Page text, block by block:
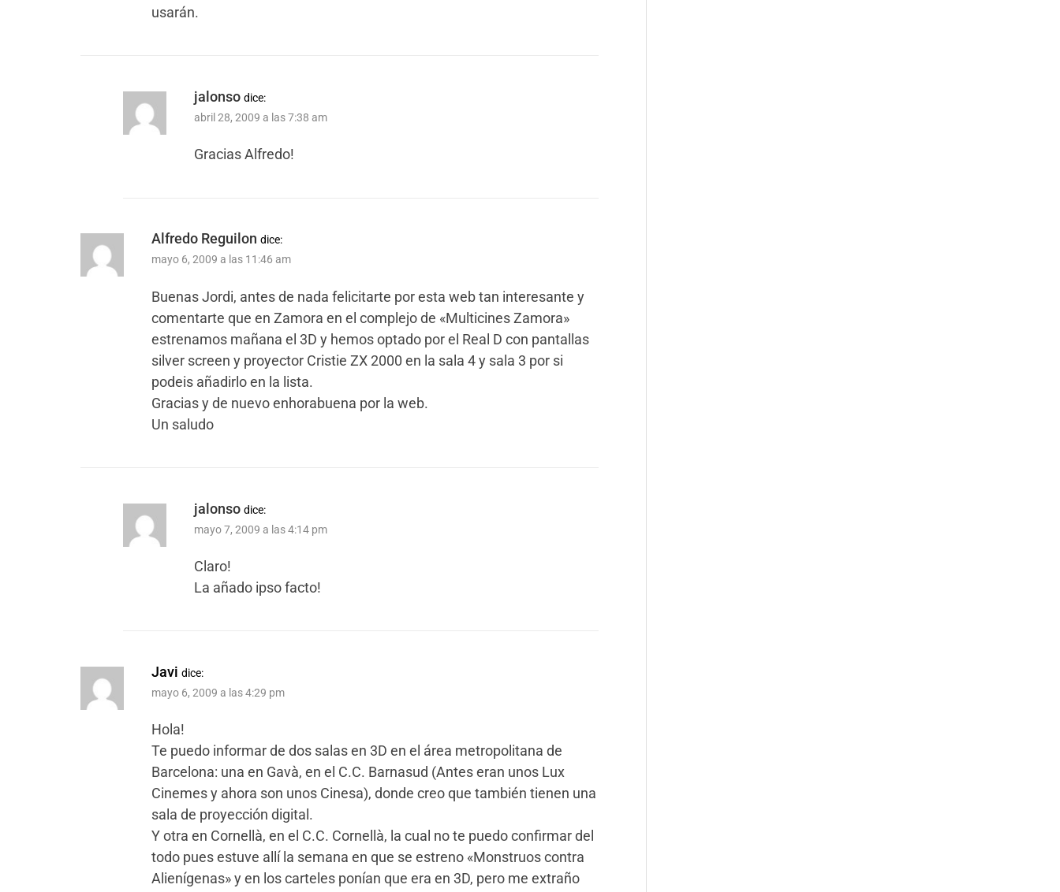
usarán.
jalonso dice:
abril 28, 2009 a las 7:38 am
Gracias Alfredo!
Alfredo Reguilon dice:
mayo 6, 2009 a las 11:46 am
Buenas Jordi, antes de nada felicitarte por esta web tan interesante y
comentarte que en Zamora en el complejo de «Multicines Zamora»
estrenamos mañana el 3D y hemos optado por el Real D con pantallas
silver screen y proyector Cristie ZX 2000 en la sala 4 y sala 3 por si
podeis añadirlo en la lista.
Gracias y de nuevo enhorabuena por la web.
Un saludo
jalonso dice:
mayo 7, 2009 a las 4:14 pm
Claro!
La añado ipso facto!
Javi dice:
mayo 6, 2009 a las 4:29 pm
Hola!
Te puedo informar de dos salas en 3D en el área metropolitana de
Barcelona: una en Gavà, en el C.C. Barnasud (Antes eran unos Lux
Cinemes y ahora son unos Cinesa), donde creo que también tienen una
sala de proyección digital.
Y otra en Cornellà, en el C.C. Cornellà, la cual no te puedo confirmar del
todo pues estuve allí la semana en que se estreno «Monstruos contra
Alienígenas» y en los carteles ponían que era en 3D, pero me extraño